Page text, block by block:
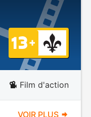
Film d'action
VOIR PLUS